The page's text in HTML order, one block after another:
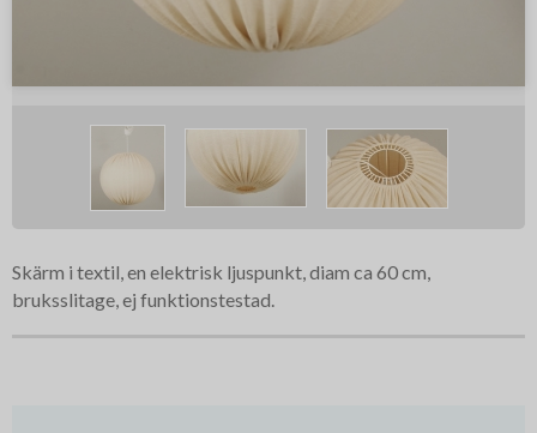
Skärm i textil, en elektrisk ljuspunkt, diam ca 60 cm,
bruksslitage, ej funktionstestad.